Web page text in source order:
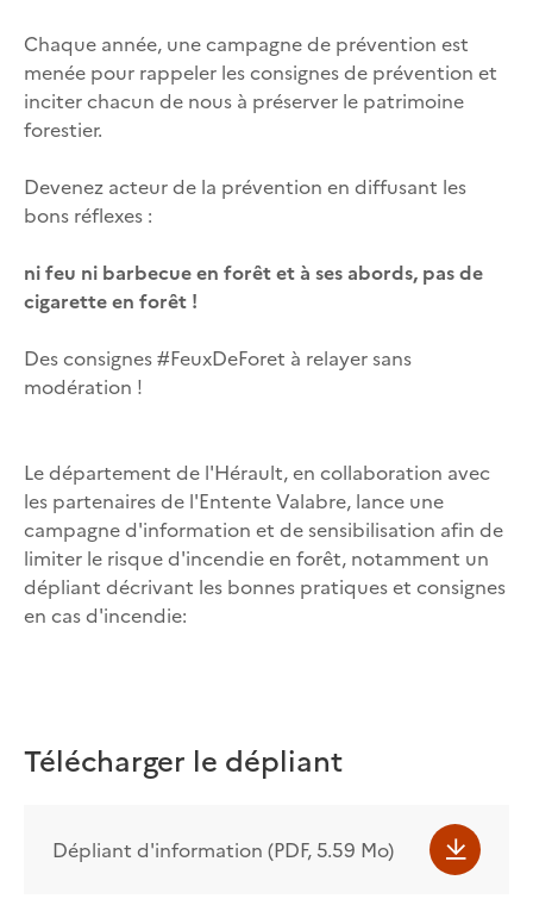
Chaque année, une campagne de prévention est
menée pour rappeler les consignes de prévention et
inciter chacun de nous à préserver le patrimoine
forestier.
Devenez acteur de la prévention en diffusant les
bons réflexes :
ni feu ni barbecue en forêt et à ses abords, pas de
cigarette en forêt !
Des consignes #FeuxDeForet à relayer sans
modération !
Le département de l'Hérault, en collaboration avec
les partenaires de l'Entente Valabre, lance une
campagne d'information et de sensibilisation afin de
limiter le risque d'incendie en forêt, notamment un
dépliant décrivant les bonnes pratiques et consignes
en cas d'incendie:
Télécharger le dépliant
Dépliant d'information (PDF, 5.59 Mo)